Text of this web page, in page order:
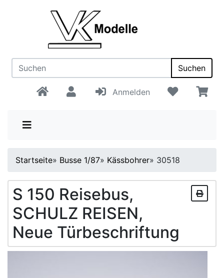
Suchen
Anmelden
Startseite» Busse 1/87» Kässbohrer» 30518
S 150 Reisebus,
SCHULZ REISEN,
Neue Türbeschriftung